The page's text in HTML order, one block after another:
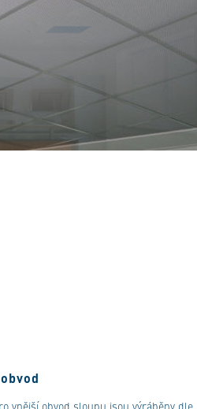
vnější obvod sloupu jsou výráběny dle